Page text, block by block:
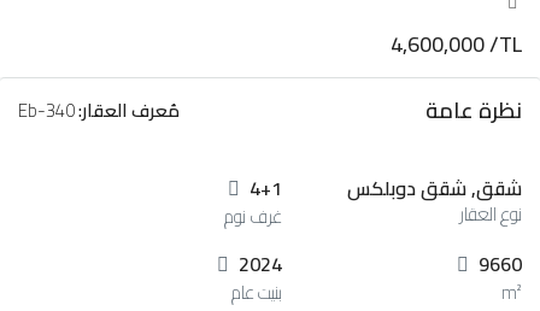
4,600,000 /TL
نظرة عامة
مُعرف العقار:
شقق, شقق دوبلكس
نوع العقار
4+1
غرف نوم
9660
m²
2024
بنيت عام